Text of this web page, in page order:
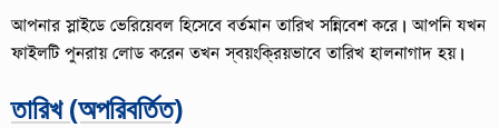
আপনার স্লাইডে ভেরিয়েবল হিসেবে বর্তমান তারিখ সন্নিবেশ করে। আপনি যখন
ফাইলটি পুনরায় লোড করেন তখন স্বয়ংক্রিয়ভাবে তারিখ হালনাগাদ হয়।
তারিখ (অপরিবর্তিত)